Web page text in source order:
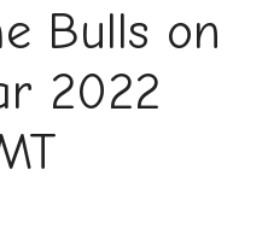
Bulls on
2022